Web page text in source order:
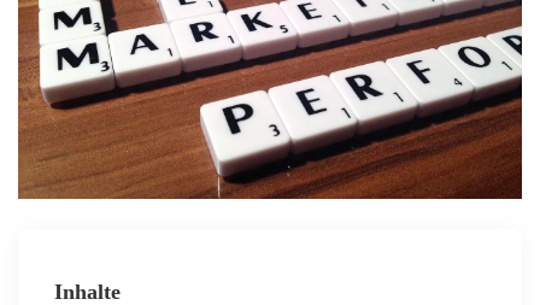
Inhalte